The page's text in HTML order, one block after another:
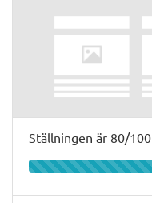
Ställningen är 80/100